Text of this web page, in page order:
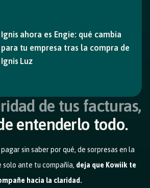
Ignis ahora es Engie: qué cambia
para tu empresa tras la compra de
Ignis Luz
de tus facturas,
entenderlo todo.
sin saber por qué, de sorpresas en la
ante tu compañía, deja que Kowiik te
hacia la claridad.